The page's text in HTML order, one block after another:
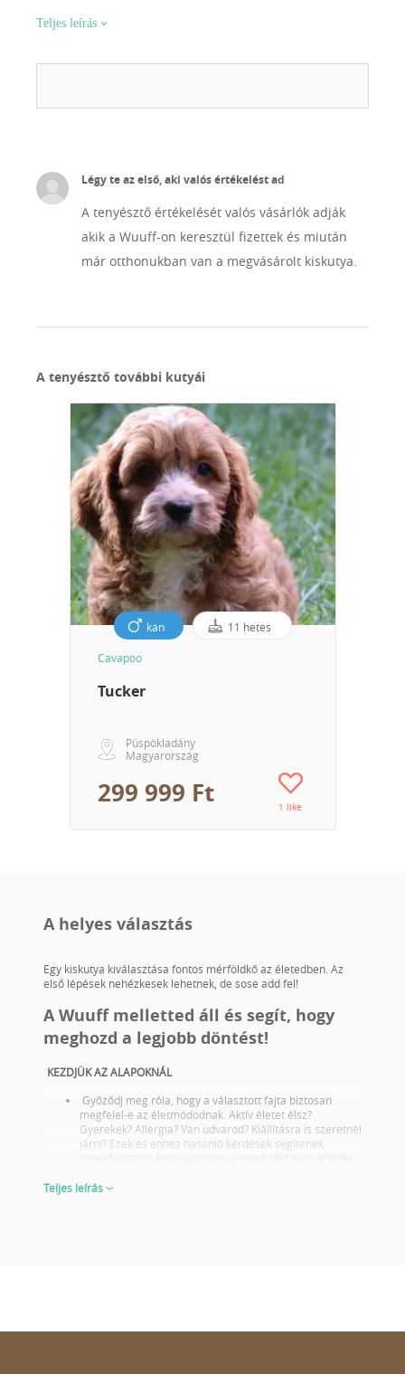
Teljes leírás
Légy te az első, aki valós értékelést ad
A tenyésztő értékelését valós vásárlók adják
akik a Wuuff-on keresztül fizettek és miután
már otthonukban van a megvásárolt kiskutya.
A tenyésztő további kutyái
kan 11 hetes
Cavapoo
Tucker
Püspökladány
Magyarország
299 999 Ft 1 like
A helyes választás
Egy kiskutya kiválasztása fontos mérföldkő az életedben. Az
első lépések nehézkesek lehetnek, de sose add fel!
A Wuuff melletted áll és segít, hogy
meghozd a legjobb döntést!
KEZDJÜK AZ ALAPOKNÁL
Győződj meg róla, hogy a választott fajta biztosan
megfelel-e az életmódodnak. Aktív életet élsz?
Gyerekek? Allergia? Van udvarod? Kiállításra is szeretnél
járni? Ezek és ehhez hasonló kérdések segítenek
Tájékozódj a választott fajta egészségügyi problémáiról
Egy kölyökről 6-8 hetes korában kapjuk a legtisztább
Teljes leírás